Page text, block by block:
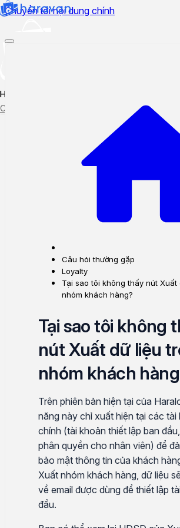
Chuyển tới nội dung chính
Hướng dẫn sử dụng
Cập nhật tính năng mới
Theo dõi
Câu hỏi thường gặp
Loyalty
Tại sao tôi không thấy nút Xuất
nhóm khách hàng?
Tại sao tôi không
nút Xuất dữ liệu
nhóm khách
Trên phiên bản hiện tại của
năng này chỉ xuất hiện tại các tài
chính (tài khoản thiết lập ban
phân quyền cho nhân viên) để
bảo mật thông tin của khách
Xuất nhóm khách hàng, dữ liệu
về email được dùng để thiết lập
đầu.